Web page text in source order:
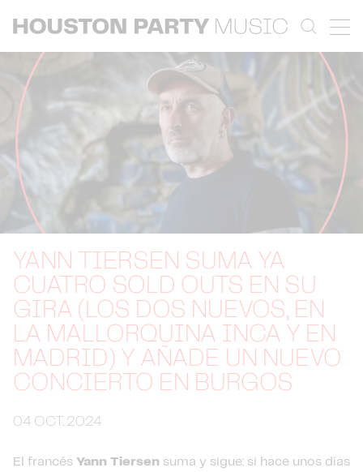
YANN TIERSEN SUMA YA
CUATRO SOLD OUTS EN SU
GIRA (LOS DOS NUEVOS, EN
LA MALLORQUINA INCA Y EN
MADRID) Y AÑADE UN NUEVO
CONCIERTO EN BURGOS
04 OCT. 2024
El francés Yann Tiersen suma y sigue: si hace unos días